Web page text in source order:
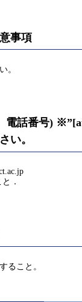
事項
。
電話番号)
い。
．
ること。